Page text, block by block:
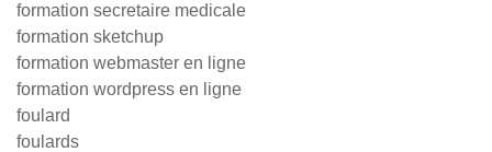
formation secretaire medicale
formation sketchup
formation webmaster en ligne
formation wordpress en ligne
foulard
foulards